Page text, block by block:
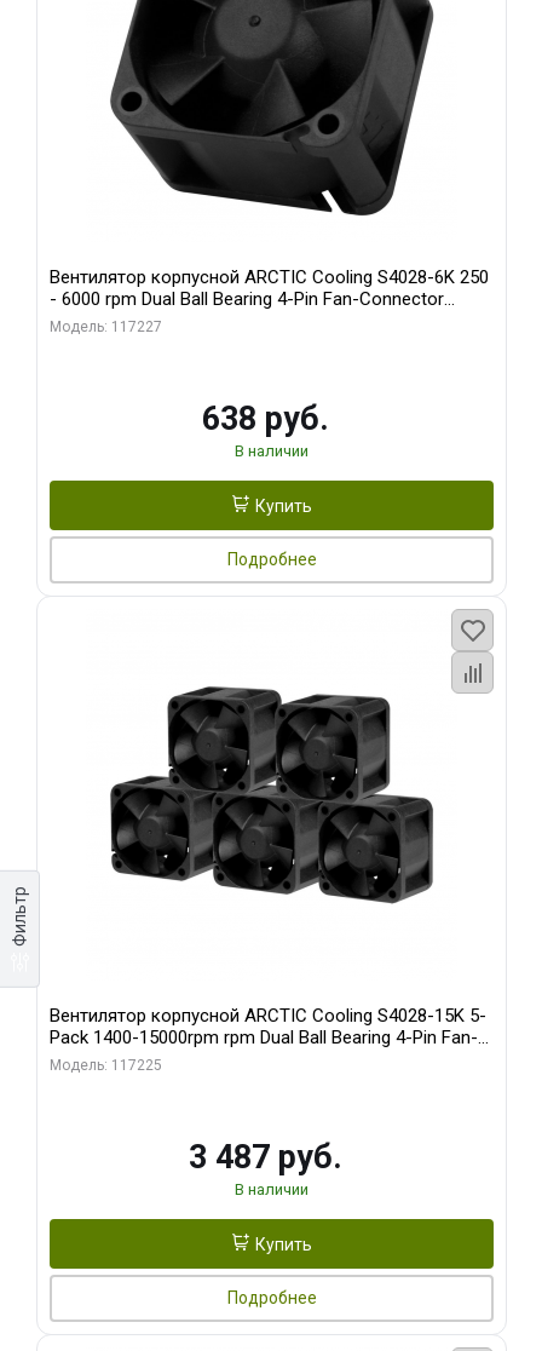
Фильтр
Вентилятор корпусной ARCTIC Cooling S4028-6K 250
- 6000 rpm Dual Ball Bearing 4-Pin Fan-Connector
(ACFAN00185A)
Модель: 117227
638 руб.
В наличии
Купить
Подробнее
Вентилятор корпусной ARCTIC Cooling S4028-15K 5-
Pack 1400-15000rpm rpm Dual Ball Bearing 4-Pin Fan-
Connector (ACFAN00274A)
Модель: 117225
3 487 руб.
В наличии
Купить
Подробнее